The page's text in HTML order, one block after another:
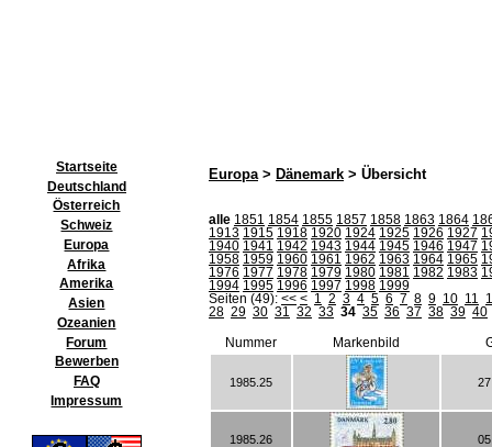
Startseite
Deutschland
Österreich
Schweiz
Europa
Afrika
Amerika
Asien
Ozeanien
Forum
Bewerben
FAQ
Impressum
Europa> Dänemark > Übersicht
alle 1851 1854 1855 1857 1858 1863 1864
1913 1915 1918 1920 1924 1925 1926 1927
1940 1941 1942 1943 1944 1945 1946 1947
1958 1959 1960 1961 1962 1963 1964 1965
1976 1977 1978 1979 1980 1981 1982 1983
1994 1995 1996 1997 1998 1999
Seiten (49): << < 1 2 3 4 5 6 7 8 9 10 11
28 29 30 31 32 33 34 35 36 37 38 39 40
Nummer Markenbild
1985.25
1985.26